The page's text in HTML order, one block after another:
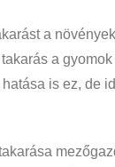
a
a
is ez, de